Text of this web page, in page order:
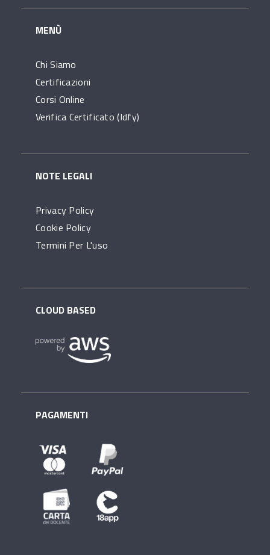
MENÙ
Chi Siamo
Certificazioni
Corsi Online
Verifica Certificato (idfy)
NOTE LEGALI
Privacy Policy
Cookie Policy
Termini Per L'uso
CLOUD BASED
PAGAMENTI